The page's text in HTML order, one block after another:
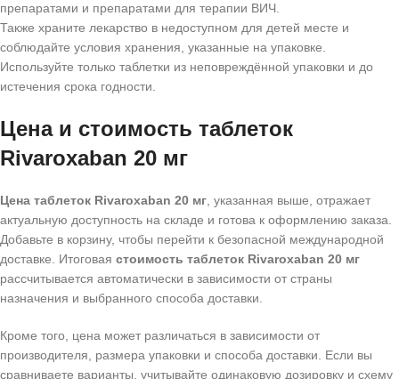
препаратами и препаратами для терапии ВИЧ.
Также храните лекарство в недоступном для детей месте и
соблюдайте условия хранения, указанные на упаковке.
Используйте только таблетки из неповреждённой упаковки и до
истечения срока годности.
Цена и стоимость таблеток
Rivaroxaban 20 мг
Цена таблеток Rivaroxaban 20 мг, указанная выше, отражает
актуальную доступность на складе и готова к оформлению заказа.
Добавьте в корзину, чтобы перейти к безопасной международной
доставке. Итоговая стоимость таблеток Rivaroxaban 20 мг
рассчитывается автоматически в зависимости от страны
назначения и выбранного способа доставки.
Кроме того, цена может различаться в зависимости от
производителя, размера упаковки и способа доставки. Если вы
сравниваете варианты, учитывайте одинаковую дозировку и схему